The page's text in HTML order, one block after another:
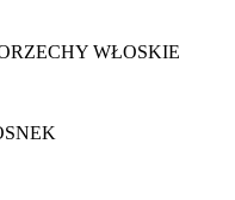
WŁOSKIE